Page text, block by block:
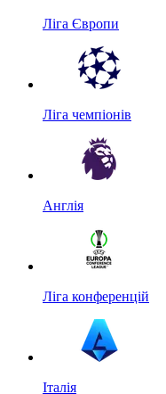
Ліга Європи
Ліга чемпіонів
Англія
Ліга конференцій
Італія